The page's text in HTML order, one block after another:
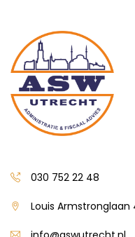
030 752 22 48
Louis Armstronglaan